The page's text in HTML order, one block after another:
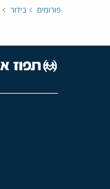
פורומים בידור